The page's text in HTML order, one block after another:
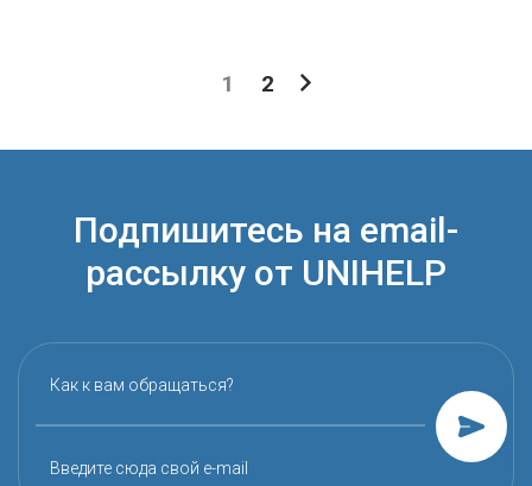
1 2
Подпишитесь на email-
рассылку от UNIHELP
Как к вам обращаться?
Введите сюда свой e-mail